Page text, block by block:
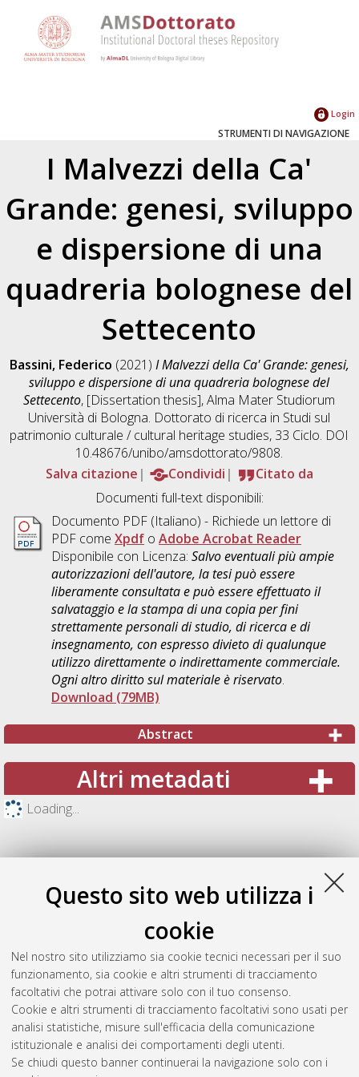
Questo sito web utilizza i
cookie
Nel nostro sito utilizziamo sia cookie tecnici necessari per il suo
funzionamento, sia cookie e altri strumenti di tracciamento
facoltativi che potrai attivare solo con il tuo consenso.
Cookie e altri strumenti di tracciamento facoltativi sono usati per
analisi statistiche, misure sull'efficacia della comunicazione
istituzionale e analisi dei comportamenti degli utenti.
Se chiudi questo banner continuerai la navigazione solo con i
Login
STRUMENTI DI NAVIGAZIONE
I Malvezzi della Ca'
Grande: genesi, sviluppo
e dispersione di una
quadreria bolognese del
Settecento
Bassini, Federico (2021) I Malvezzi della Ca' Grande: genesi,
sviluppo e dispersione di una quadreria bolognese del
Settecento, [Dissertation thesis], Alma Mater Studiorum
Università di Bologna. Dottorato di ricerca in Studi sul
patrimonio culturale / cultural heritage studies, 33 Ciclo. DOI
10.48676/unibo/amsdottorato/9808.
Salva citazione
Condividi
Citato da
Documenti full-text disponibili:
Documento PDF(Italiano) - Richiede un lettore di
PDF come Xpdfo Adobe Acrobat Reader
Disponibile con Licenza: Salvo eventuali più ampie
autorizzazioni dell'autore, la tesi può essere
liberamente consultata e può essere effettuato il
salvataggio e la stampa di una copia per fini
strettamente personali di studio, di ricerca e di
insegnamento, con espresso divieto di qualunque
utilizzo direttamente o indirettamente commerciale.
Ogni altro diritto sul materiale è riservato.
Download (79MB)
Abstract
Altri metadati
Loading...
Gestione del documento: